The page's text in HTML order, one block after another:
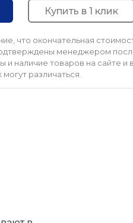
Купить в 1 клик
что окончательная
менеджером
и наличие товаров на сайте и в
могут различаться.